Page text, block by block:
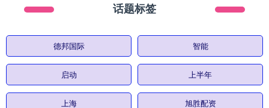
话题标签
德邦国际 智能
启动 上半年
上海 旭胜配资